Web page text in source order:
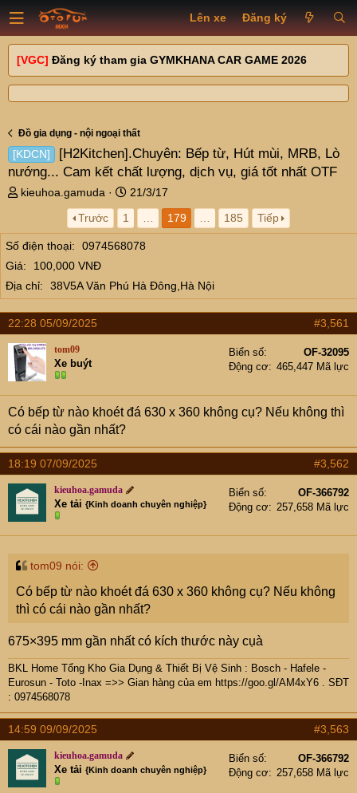
Lên xe Đăng ký
[VGC] Đăng ký tham gia GYMKHANA CAR GAME 2026
Đồ gia dụng - nội ngoại thất
[KDCN]
[H2Kitchen].Chuyên: Bếp từ, Hút mùi, MRB, Lò
nướng... Cam kết chất lượng, dịch vụ, giá tốt nhất OTF
T
e
a
d
s
t
a
r
t
e
r
kieuhoa.gamuda
N
g
y
g
21/3/17
Trước
1 179 185 Tiếp
Số điện thoại
0974568078
Giá
100,000 VNĐ
Địa chỉ
38V5A Văn Phú Hà Đông,Hà Nội
22:28 05/09/2025 #3,561
tom09
Xe buýt
Biển số
OF-32095
Động cơ
465,447 Mã lực
Có bếp từ nào khoét đá 630 x 360 không cụ? Nếu không thì
có cái nào gần nhất?
18:19 07/09/2025 #3,562
kieuhoa.gamuda
Xe tải {Kinh doanh chuyên nghiệp}
Biển số
OF-366792
Động cơ
257,658 Mã lực
tom09 nói:
Có bếp từ nào khoét đá 630 x 360 không cụ? Nếu không
thì có cái nào gần nhất?
675×395 mm gần nhất có kích thước này cụà
BKL Home Tổng Kho Gia Dụng & Thiết Bị Vệ Sinh : Bosch - Hafele -
Eurosun - Toto -Inax =>> Gian hàng của em https://goo.gl/AM4xY6 . SĐT
: 0974568078
14:59 09/09/2025 #3,563
kieuhoa.gamuda
Xe tải {Kinh doanh chuyên nghiệp}
Biển số
OF-366792
Động cơ
257,658 Mã lực